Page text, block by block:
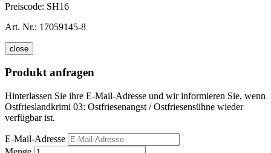
Preiscode: SH16
Art. Nr.: 17059145-8
close
Produkt anfragen
Hinterlassen Sie ihre E-Mail-Adresse und wir informieren Sie, wenn
Ostfrieslandkrimi 03: Ostfriesenangst / Ostfriesensühne wieder
verfügbar ist.
E-Mail-Adresse